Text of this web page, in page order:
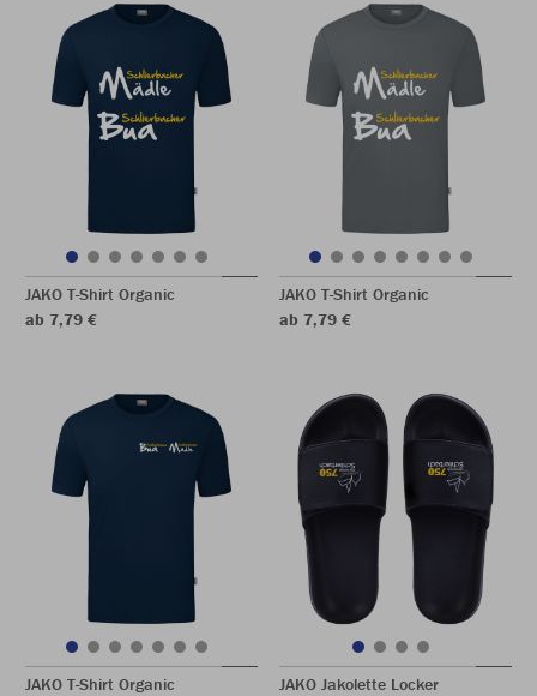
JAKO T-Shirt Organic
ab 7,79 €
JAKO T-Shirt Organic
ab 7,79 €
JAKO T-Shirt Organic JAKO Jakolette Locker